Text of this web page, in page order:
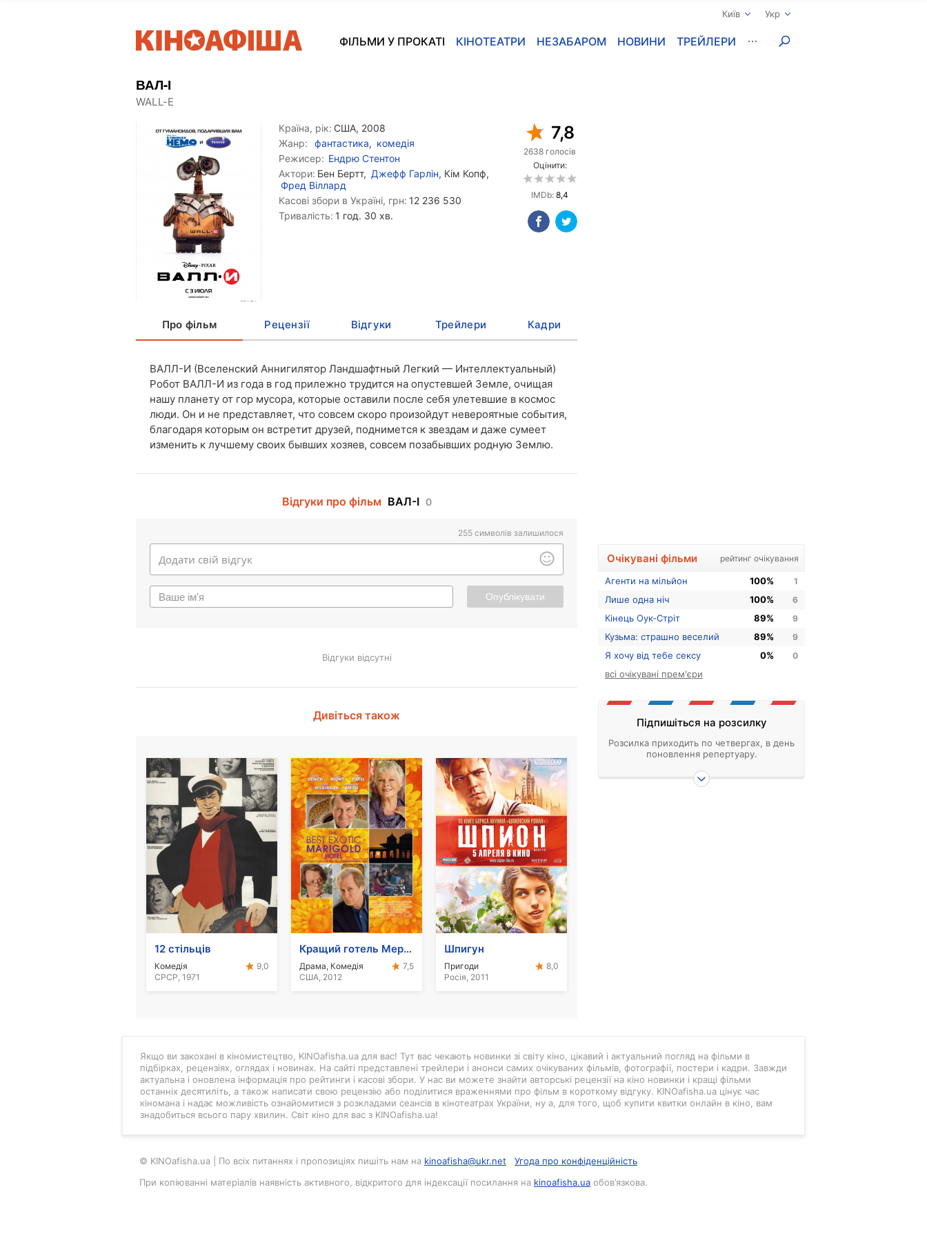
Київ Укр
ФІЛЬМИ У ПРОКАТІ КІНОТЕАТРИ НЕЗАБАРОМ НОВИНИ ТРЕЙЛЕРИ
ВАЛ-І
WALL-E
Країна, рік: США, 2008
Жанр:
фантастика, комедія
Режисер: Ендрю Стентон
Актори: Бен Бертт, Джефф Гарлін, Кім Копф,
Фред Віллард
Касові збори в Україні, грн: 12 236 530
Тривалість: 1 год. 30 хв.
7,8
2638 голосів
Оцінити:
IMDb: 8,4
Про фільм Рецензії Відгуки Трейлери Кадри
ВАЛЛ-И (Вселенский Аннигилятор Ландшафтный Легкий — Интеллектуальный)
Робот ВАЛЛ-И из года в год прилежно трудится на опустевшей Земле, очищая
нашу планету от гор мусора, которые оставили после себя улетевшие в космос
люди. Он и не представляет, что совсем скоро произойдут невероятные события,
благодаря которым он встретит друзей, поднимется к звездам и даже сумеет
изменить к лучшему своих бывших хозяев, совсем позабывших родную Землю.
Відгуки про фільм ВАЛ-І 0
255 символів залишилося
Опублікувати
Відгуки відсутні
Дивіться також
12 стільців
Комедія
СРСР, 1971
9,0
Кращий готель Меріголда
Драма, Комедія
США, 2012
7,5
Шпигун
Пригоди
Росія, 2011
8,0
Очікувані фільми рейтинг очікування
Агенти на мільйон 100% 1
Лише одна ніч 100% 6
Кінець Оук-Стріт 89% 9
Кузьма: страшно веселий 89% 9
Я хочу від тебе сексу 0% 0
всі очікувані прем'єри
Підпишіться на розсилку
Розсилка приходить по четвергах, в день
поновлення репертуару.
Якщо ви закохані в кіномистецтво, KINOafisha.ua для вас! Тут вас чекають новинки зі світу кіно, цікавий і актуальний погляд на фільми в
підбірках, рецензіях, оглядах і новинах. На сайті представлені трейлери і анонси самих очікуваних фільмів, фотографії, постери і кадри. Завжди
актуальна і оновлена інформація про рейтинги і касові збори. У нас ви можете знайти авторські рецензії на кіно новинки і кращі фільми
останніх десятиліть, а також написати свою рецензію або поділитися враженнями про фільм в короткому відгуку. KINOafisha.ua цінує час
кіномана і надає можливість ознайомитися з розкладами сеансів в кінотеатрах України, ну а, для того, щоб купити квитки онлайн в кіно, вам
знадобиться всього пару хвилин. Світ кіно для вас з KINOafisha.ua!
© KINOafisha.ua | По всіх питаннях і пропозиціях пишіть нам на kinoafisha@ukr.net
Угода про конфіденційність
При копіюванні матеріалів наявність активного, відкритого для індексації посилання на kinoafisha.ua обов’язкова.